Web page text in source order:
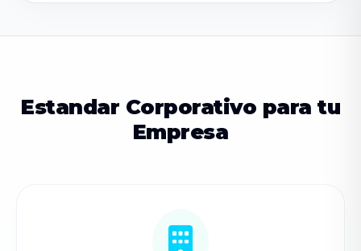
Estandar Corporativo para tu
Empresa